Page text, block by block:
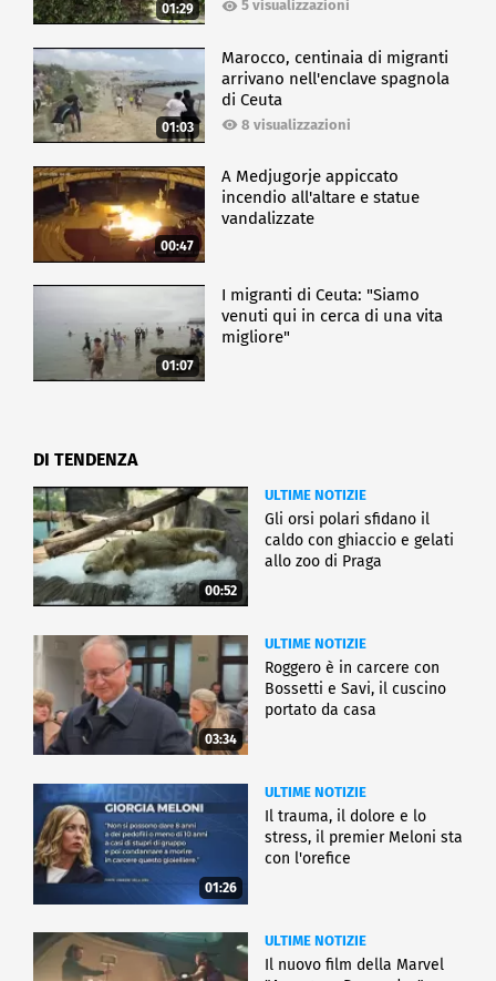
01:29 5 visualizzazioni
01:03
Marocco, centinaia di migranti
arrivano nell'enclave spagnola
di Ceuta
8 visualizzazioni
00:47
A Medjugorje appiccato
incendio all'altare e statue
vandalizzate
01:07
I migranti di Ceuta: "Siamo
venuti qui in cerca di una vita
migliore"
DI TENDENZA
00:52
ULTIME NOTIZIE
Gli orsi polari sfidano il
caldo con ghiaccio e gelati
allo zoo di Praga
03:34
ULTIME NOTIZIE
Roggero è in carcere con
Bossetti e Savi, il cuscino
portato da casa
01:26
ULTIME NOTIZIE
Il trauma, il dolore e lo
stress, il premier Meloni sta
con l'orefice
ULTIME NOTIZIE
Il nuovo film della Marvel